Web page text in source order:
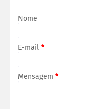
Nome
E-mail *
Mensagem *